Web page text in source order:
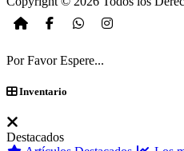
Por Favor Espere...
Inventario
Destacados